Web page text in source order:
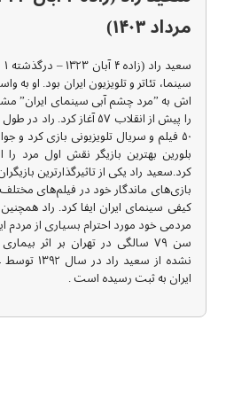
مرداد ۱۴۰۳)
سینما، تئاتر و تلویزیون ایران بود. او به
اش به ”مرد چشم آبی سینمای ایران”
را پیش از انقلاب ۵۷ آغاز
۵۰ فیلم و سریال تلویزیونی بازی کرد
بلورین بهترین بازیگر نقش اول مرد
کرد.سعید راد یکی از تاثیرگذارترین
بازی‌های ماندگار خود در فیلم‌های
کیفی سینمای ایران ایفا کرد. راد
سن ۷۹ سالگی در تهران بر اثر
نشده از
ایران به ثبت رسیده است .